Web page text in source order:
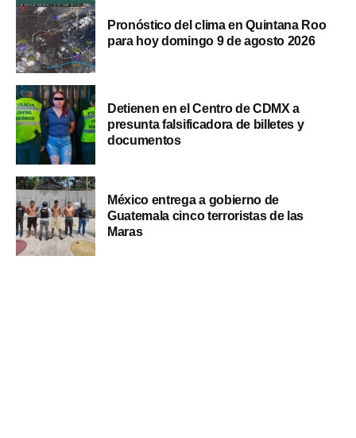
Pronóstico del clima en Quintana Roo
para hoy domingo 9 de agosto 2026
Detienen en el Centro de CDMX a
presunta falsificadora de billetes y
documentos
México entrega a gobierno de
Guatemala cinco terroristas de las
Maras